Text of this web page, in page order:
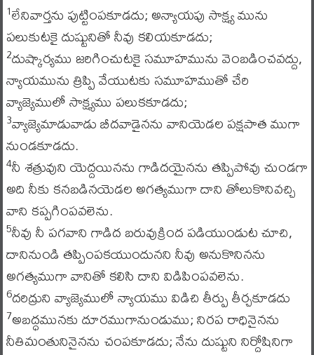
1లేనివార్తను పుట్టింపకూడదు; అన్యాయపు సాక్ష్య మును
పలుకుటకై దుష్టునితో నీవు కలియకూడదు;
2దుష్కార్యము జరిగించుటకై సమూహమును వెంబడించవద్దు,
న్యాయమును త్రిప్పి వేయుటకు సమూహముతో చేరి
వ్యాజ్యెములో సాక్ష్యము పలుకకూడదు;
3వ్యాజ్యెమాడువాడు బీదవాడైనను వానియెడల పక్షపాత ముగా
నుండకూడదు.
4నీ శత్రువుని యెద్దయినను గాడిదయైనను తప్పిపోవు చుండగా
అది నీకు కనబడినయెడల అగత్యముగా దాని తోలుకొనివచ్చి
వాని కప్పగింపవలెను.
5నీవు నీ పగవాని గాడిద బరువుక్రింద పడియుండుట చూచి,
దానినుండి తప్పింపకయుందునని నీవు అనుకొనినను
అగత్యముగా వానితో కలిసి దాని విడిపింపవలెను.
6దరిద్రుని వ్యాజ్యెములో న్యాయము విడిచి తీర్పు తీర్చకూడదు
7అబద్ధమునకు దూరముగానుండుము; నిరప రాధినైనను
నీతిమంతునినైనను చంపకూడదు; నేను దుష్టుని నిర్దోషినిగా